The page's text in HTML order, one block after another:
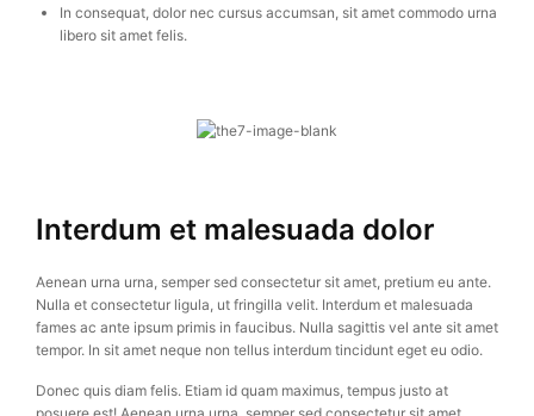
In consequat, dolor nec cursus accumsan, sit amet commodo urna
libero sit amet felis.
Interdum et malesuada dolor
Aenean urna urna, semper sed consectetur sit amet, pretium eu ante.
Nulla et consectetur ligula, ut fringilla velit. Interdum et malesuada
fames ac ante ipsum primis in faucibus. Nulla sagittis vel ante sit amet
tempor. In sit amet neque non tellus interdum tincidunt eget eu odio.
Donec quis diam felis. Etiam id quam maximus, tempus justo at